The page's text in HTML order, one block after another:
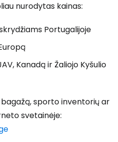
nurodytas kainas:
Portugalijoje
Kanadą ir Žaliojo Kyšulio
sporto inventorių ar
svetainėje: